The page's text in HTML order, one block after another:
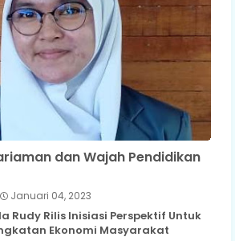
dan Wajah Pendidikan
Januari 04, 2023
Rudy Rilis Inisiasi Perspektif Untuk
Ekonomi Masyarakat